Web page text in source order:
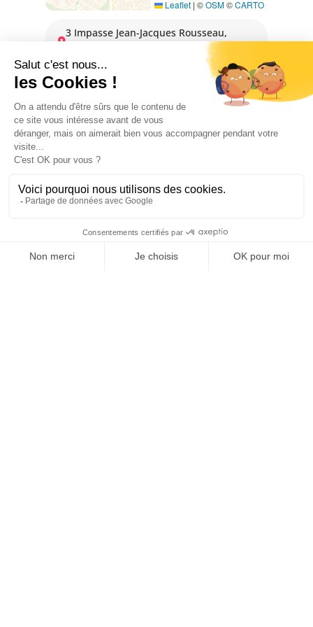
Leaflet | ©OSM©CARTO
3 Impasse Jean-Jacques Rousseau,
DISPONIBILIDAD